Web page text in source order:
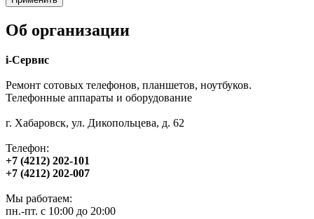
Об организации
i-Сервис
Ремонт сотовых телефонов, планшетов, ноутбуков.
Телефонные аппараты и оборудование
г. Хабаровск, ул. Дикопольцева, д. 62
Телефон:
+7 (4212) 202-101
+7 (4212) 202-007
Мы работаем:
пн.-пт. с 10:00 до 20:00